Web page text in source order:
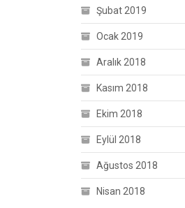
Şubat 2019
Ocak 2019
Aralık 2018
Kasım 2018
Ekim 2018
Eylül 2018
Ağustos 2018
Nisan 2018